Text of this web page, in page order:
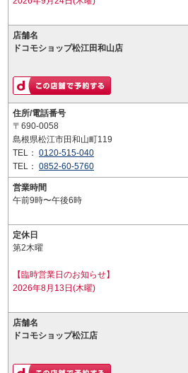
店舗名
ドコモショップ松江田和山店
住所/電話番号
〒690-0058
島根県松江市田和山町119
TEL： 0120-515-040
TEL： 0852-60-5760
営業時間
午前9時〜午後6時
定休日
第2木曜
【臨時営業日のお知らせ】
2026年8月13日(木曜)
店舗名
ドコモショップ松江店